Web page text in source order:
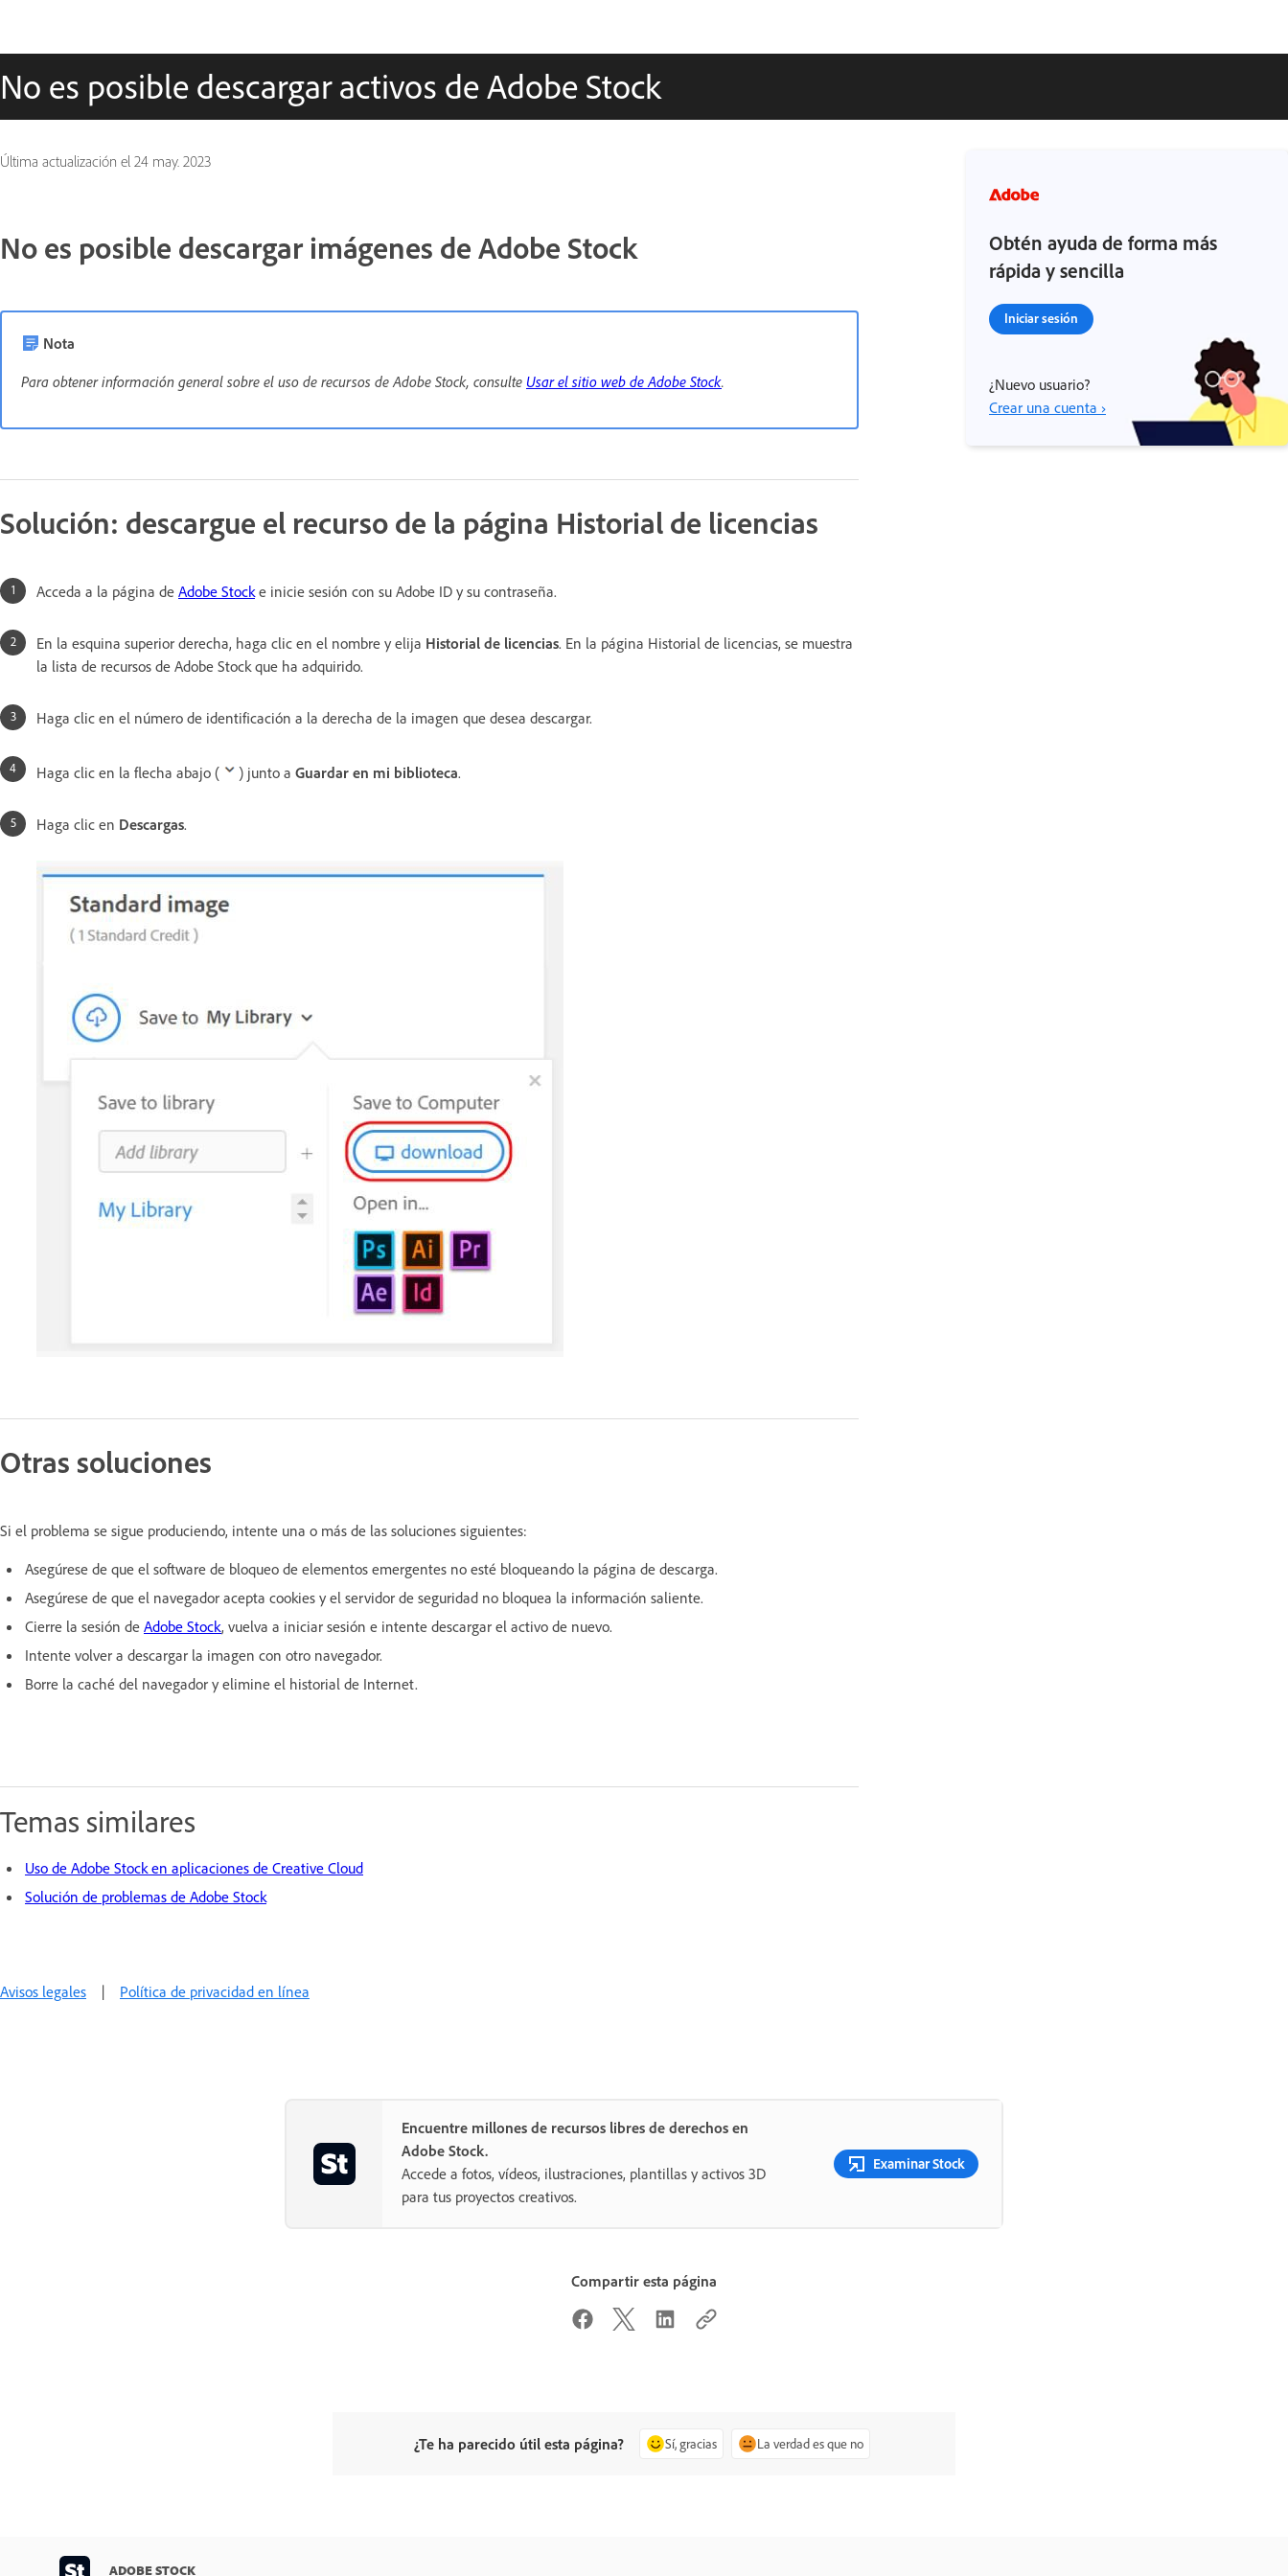
No es posible descargar activos de Adobe Stock
Última actualización el 24 may. 2023
No es posible descargar imágenes de Adobe Stock
Nota
Para obtener información general sobre el uso de recursos de Adobe Stock, consulte Usar el sitio web de Adobe Stock.
Solución: descargue el recurso de la página Historial de licencias
Acceda a la página de Adobe Stock e inicie sesión con su Adobe ID y su contraseña.
En la esquina superior derecha, haga clic en el nombre y elija Historial de licencias. En la página Historial de licencias, se muestra
la lista de recursos de Adobe Stock que ha adquirido.
Haga clic en el número de identificación a la derecha de la imagen que desea descargar.
Haga clic en la flecha abajo ( ) junto a Guardar en mi biblioteca.
Haga clic en Descargas.
Otras soluciones
Si el problema se sigue produciendo, intente una o más de las soluciones siguientes:
Asegúrese de que el software de bloqueo de elementos emergentes no esté bloqueando la página de descarga.
Asegúrese de que el navegador acepta cookies y el servidor de seguridad no bloquea la información saliente.
Cierre la sesión de Adobe Stock, vuelva a iniciar sesión e intente descargar el activo de nuevo.
Intente volver a descargar la imagen con otro navegador.
Borre la caché del navegador y elimine el historial de Internet.
Temas similares
Uso de Adobe Stock en aplicaciones de Creative Cloud
Solución de problemas de Adobe Stock
Obtén ayuda de forma más
rápida y sencilla
Iniciar sesión
¿Nuevo usuario?
Crear una cuenta ›
Avisos legales | Política de privacidad en línea
Encuentre millones de recursos libres de derechos en
Adobe Stock.
Accede a fotos, vídeos, ilustraciones, plantillas y activos 3D
para tus proyectos creativos.
Examinar Stock
Compartir esta página
¿Te ha parecido útil esta página? Sí, gracias La verdad es que no
ADOBE STOCK